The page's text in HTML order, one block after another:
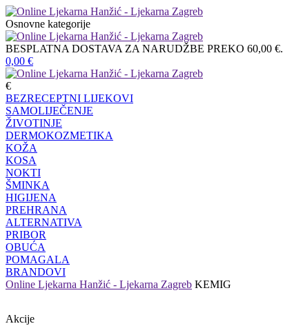
Osnovne kategorije
BESPLATNA DOSTAVA ZA NARUDŽBE PREKO 60,00 €.
0,00 €
€
BEZRECEPTNI LIJEKOVI
SAMOLIJEČENJE
ŽIVOTINJE
DERMOKOZMETIKA
KOŽA
KOSA
NOKTI
ŠMINKA
HIGIJENA
PREHRANA
ALTERNATIVA
PRIBOR
OBUĆA
POMAGALA
BRANDOVI
Online Ljekarna Hanžić - Ljekarna Zagreb KEMIG
Akcije